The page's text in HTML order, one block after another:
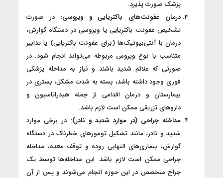
پزشک صورت پذیرد.
درمان عفونت‌های باکتریایی و ویروسی: در صورت
تشخیص عفونت باکتریایی یا ویروسی در دستگاه گوارش،
درمان با آنتی‌بیوتیک‌ها (برای عفونت باکتریایی) یا تدابیر
متناسب با نوع ویروس مربوطه می‌تواند انجام شود. در
صورتی که علائم شدید باشند و نیاز به مداخله پزشکی
فوری وجود داشته باشد، بسته به شدت مشکل، بستری در
بیمارستان و درمان اقدامی از جمله هیدراتاسیون و
داروهای تزریقی ممکن است لازم باشد.
مداخله جراحی (در موارد شدید و نادر): در برخی موارد
شدید و نادر، مانند تشکیل تومورهای خطرناک در دستگاه
گوارش، بیماری‌های التهابی روده و توقف معده، مداخله
جراحی ممکن است لازم باشد. این مداخله‌ها توسط یک
جراح متخصص در این حوزه انجام می‌شوند و پس از آن